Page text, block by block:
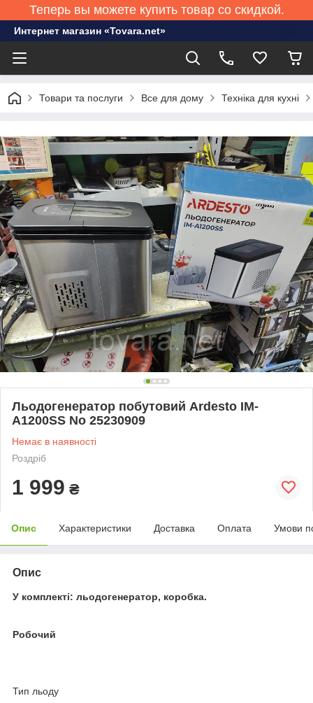
Теперь вы можете купить товар со скидкой.
Интернет магазин «Tovara.net»
Товари та послуги Все для дому Техніка для кухні
Льодогенератор побутовий Ardesto IM-
A1200SS No 25230909
Немає в наявності
Роздріб
1 999 ₴
Опис Характеристики Доставка Оплата Умови
Опис
У комплекті: льодогенератор, коробка.
Робочий
Тип льоду